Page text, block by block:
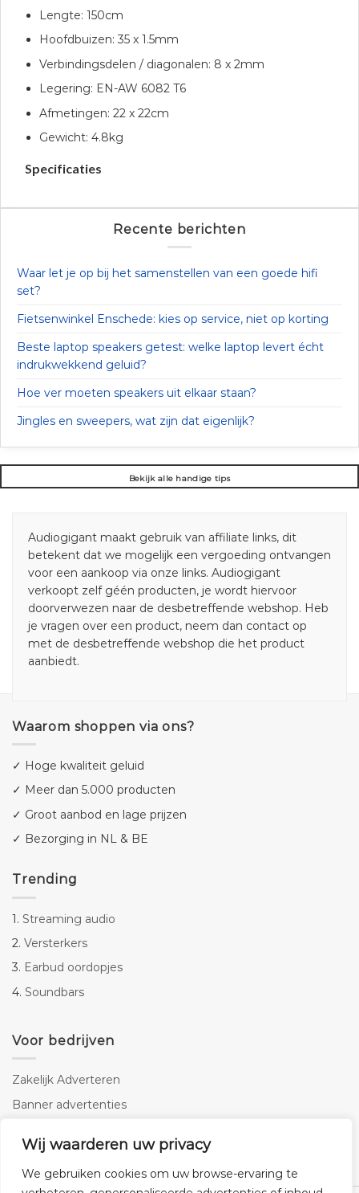
Wij waarderen uw privacy
We gebruiken cookies om uw browse-ervaring te
Lengte: 150cm
Hoofdbuizen: 35 x 1.5mm
Verbindingsdelen / diagonalen: 8 x 2mm
Legering: EN-AW 6082 T6
Afmetingen: 22 x 22cm
Gewicht: 4.8kg
Specificaties
Recente berichten
Waar let je op bij het samenstellen van een goede hifi
set?
Fietsenwinkel Enschede: kies op service, niet op korting
Beste laptop speakers getest: welke laptop levert écht
indrukwekkend geluid?
Hoe ver moeten speakers uit elkaar staan?
Jingles en sweepers, wat zijn dat eigenlijk?
Bekijk alle handige tips
Audiogigant maakt gebruik van affiliate links, dit
betekent dat we mogelijk een vergoeding ontvangen
voor een aankoop via onze links. Audiogigant
verkoopt zelf géén producten, je wordt hiervoor
doorverwezen naar de desbetreffende webshop. Heb
je vragen over een product, neem dan contact op
met de desbetreffende webshop die het product
aanbiedt.
Waarom shoppen via ons?
✓ Hoge kwaliteit geluid
✓ Meer dan 5.000 producten
✓ Groot aanbod en lage prijzen
✓ Bezorging in NL & BE
Trending
1. Streaming audio
2. Versterkers
3. Earbud oordopjes
4. Soundbars
Voor bedrijven
Zakelijk Adverteren
Banner advertenties
SEO copywriting